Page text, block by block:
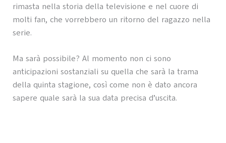
rimasta nella storia della televisione e nel cuore di
molti fan, che vorrebbero un ritorno del ragazzo nella
serie.
Ma sarà possibile? Al momento non ci sono
anticipazioni sostanziali su quella che sarà la trama
della quinta stagione, così come non è dato ancora
sapere quale sarà la sua data precisa d’uscita.